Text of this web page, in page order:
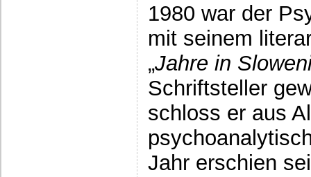
1980 war der
mit seinem
„Jahre in
Schriftsteller
schloss er aus
Jahr erschien